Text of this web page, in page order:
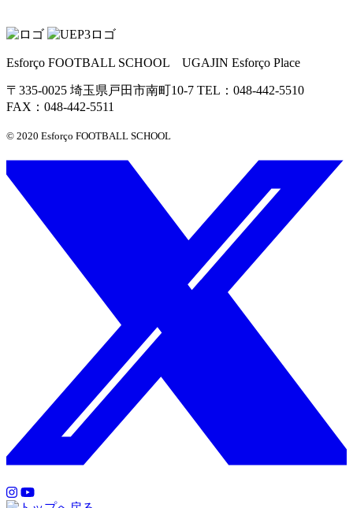
Esforço FOOTBALL SCHOOL UGAJIN Esforço Place
〒335-0025 埼玉県戸田市南町10-7 TEL：048-442-5510
FAX：048-442-5511
© 2020 Esforço FOOTBALL SCHOOL